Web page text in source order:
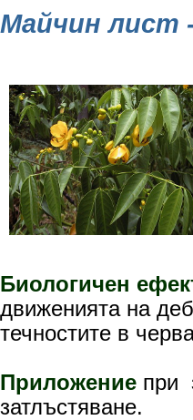
Майчин лист
Биологичен
движенията на
течностите в
Приложение при
затлъстяване.